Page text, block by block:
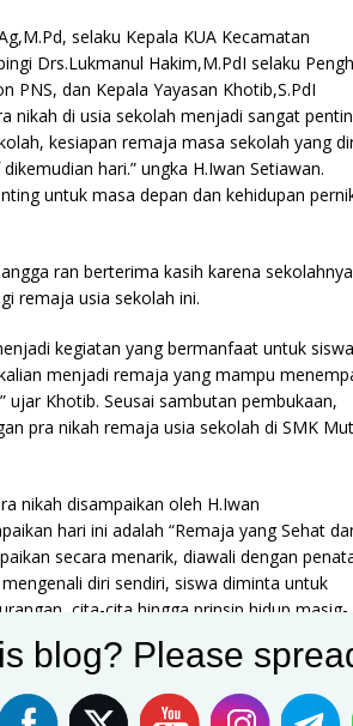
selaku Kepala KUA Kecamatan
Drs.Lukmanul Hakim,M.PdI selaku
PNS, dan Kepala Yayasan Khotib,S.PdI
nikah di usia sekolah menjadi sangat
kesiapan remaja masa sekolah yang
hari.” ungka H.Iwan Setiawan.
untuk masa depan dan kehidupan
ran berterima kasih karena sekolahnya
remaja usia sekolah ini.
kegiatan yang bermanfaat untuk
menjadi remaja yang mampu
Khotib. Seusai sambutan pembukaan,
pra nikah remaja usia sekolah di SMK
nikah disampaikan oleh H.Iwan
hari ini adalah “Remaja yang Sehat
secara menarik, diawali dengan
diri sendiri, siswa diminta untuk
cita-cita hingga prinsip hidup masig-
ke teman yang lain.
aktif dalam kegiatan hari ini. Semoga
wawasan dan mencerahkan siswa
blog? Please